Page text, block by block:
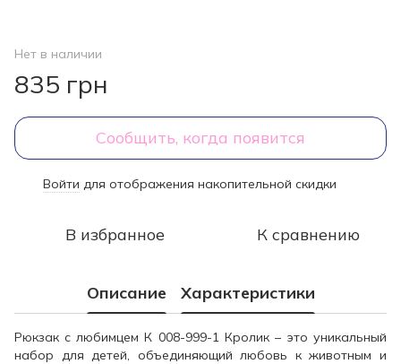
Нет в наличии
835 грн
Сообщить, когда появится
Войти для отображения накопительной скидки
В избранное К сравнению
Описание Характеристики
Рюкзак с любимцем К 008-999-1 Кролик – это уникальный
набор для детей, объединяющий любовь к животным и